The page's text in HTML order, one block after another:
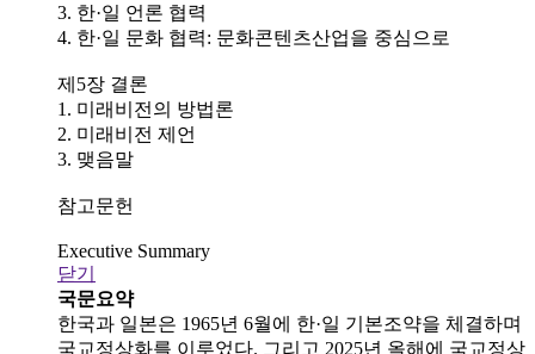
3. 한·일 언론 협력
4. 한·일 문화 협력: 문화콘텐츠산업을 중심으로
제5장 결론
1. 미래비전의 방법론
2. 미래비전 제언
3. 맺음말
참고문헌
Executive Summary
닫기
국문요약
한국과 일본은 1965년 6월에 한·일 기본조약을 체결하며
국교정상화를 이루었다. 그리고 2025년 올해에 국교정상